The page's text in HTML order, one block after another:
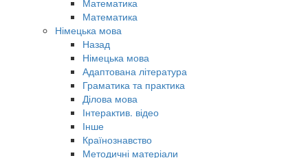
Математика
Математика
Німецька мова
Назад
Німецька мова
Адаптована література
Граматика та практика
Ділова мова
Інтерактив. відео
Інше
Країнознавство
Методичні матеріали